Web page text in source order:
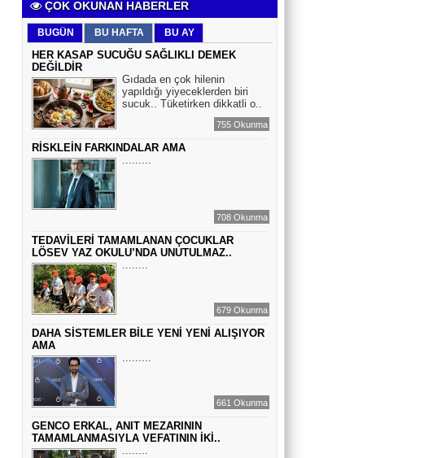
TURİZM VE EĞİTİM
Mr.Hiko...
KORKU VE ŞÜPHE
DÜŞMANLARINIZDIR...
Çiğdem Yorgancıoğlu
İkilikli ve İkircikli Tabiat Diyalektiğinde
Mobius Spiral Mucizeler, Akış ve Doğa
Döngüsünün Bilgeliği...
GEÇMİŞİN SIRLARINA VAKIF OLUN
EMİR EMİRHANOĞLU
BAYRAMDA ARA VERİN
MACİT SOYDAN
DÜNYANIN MERKEZİNDE YAŞADIĞINI
SANANLAR...
ÇOK OKUNAN HABERLER
BUGÜN BU HAFTA BU AY
HER KASAP SUCUĞU SAĞLIKLI DEMEK
DEĞİLDİR
Gıdada en çok hilenin
yapıldığı yiyeceklerden biri
sucuk.. Tüketirken dikkatli o..
755 Okunma
RİSKLEİN FARKINDALAR AMA
.........
708 Okunma
TEDAVİLERİ TAMAMLANAN ÇOCUKLAR
LÖSEV YAZ OKULU’NDA UNUTULMAZ..
........
679 Okunma
DAHA SİSTEMLER BİLE YENİ YENİ ALIŞIYOR
AMA
.........
661 Okunma
GENCO ERKAL, ANIT MEZARININ
TAMAMLANMASIYLA VEFATININ İKİ..
........